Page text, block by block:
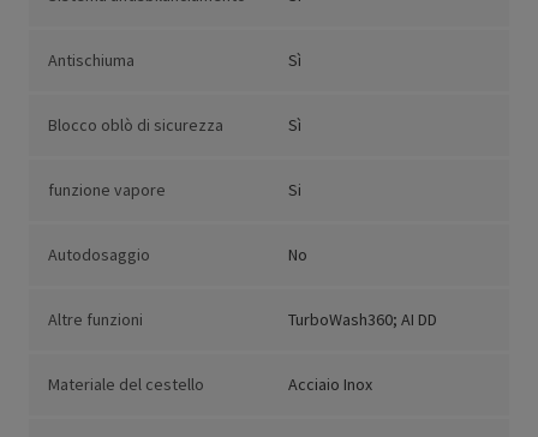
Antischiuma Sì
Blocco oblò di sicurezza Sì
funzione vapore Si
Autodosaggio No
Altre funzioni TurboWash360; AI DD
Materiale del cestello Acciaio Inox